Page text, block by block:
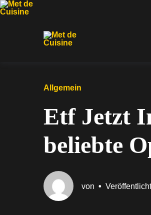
Hauptnavigation
Allgemein
Etf Jetzt
beliebte
von •